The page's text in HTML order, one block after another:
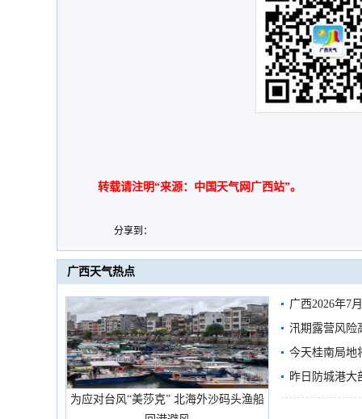
转载请注明“来源：中国天气网广西站”。
分享到：
广西天气热点
为应对台风“美莎克” 北海外沙码头渔船
广西2026年7
汛期露营风险
今天桂南局地
需继续防范
昨日防城港大
雨